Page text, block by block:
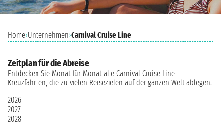
Home›Unternehmen›Carnival Cruise Line
Zeitplan für die Abreise
Entdecken Sie Monat für Monat alle Carnival Cruise Line
Kreuzfahrten, die zu vielen Reisezielen auf der ganzen Welt ablegen.
2026
2027
2028